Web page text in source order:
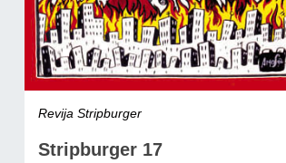
Revija Stripburger
Stripburger 17